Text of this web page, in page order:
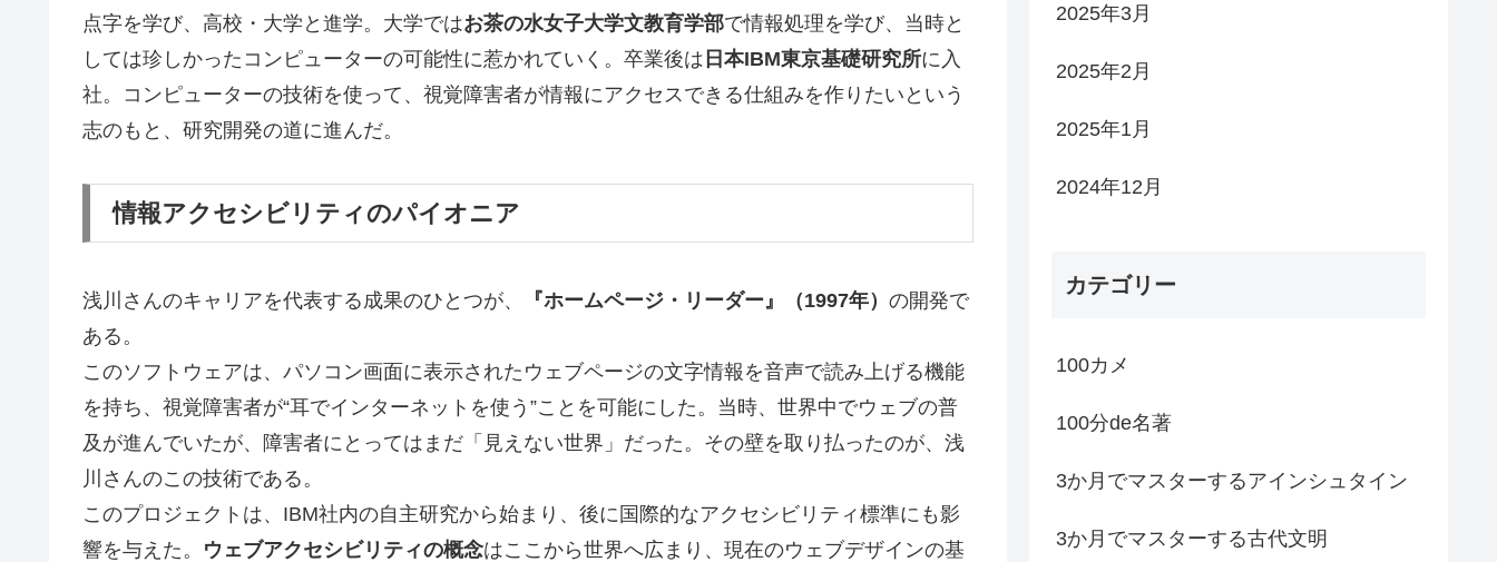
点字を学び、高校・大学と進学。大学ではお茶の水女子大学文教育学部で情報処理を学び、当時と
しては珍しかったコンピューターの可能性に惹かれていく。卒業後は 日本IBM東京基礎研究所に入
社。コンピューターの技術を使って、視覚障害者が情報にアクセスできる仕組みを作りたいという
志のもと、研究開発の道に進んだ。
情報アクセシビリティのパイオニア
浅川さんのキャリアを代表する成果のひとつが、 『ホームページ・リーダー』（1997年） の開発で
ある。
このソフトウェアは、パソコン画面に表示されたウェブページの文字情報を音声で読み上げる機能
を持ち、視覚障害者が“耳でインターネットを使う”ことを可能にした。当時、世界中でウェブの普
及が進んでいたが、障害者にとってはまだ「見えない世界」だった。その壁を取り払ったのが、浅
川さんのこの技術である。
このプロジェクトは、IBM社内の自主研究から始まり、後に国際的なアクセシビリティ標準にも影
響を与えた。 ウェブアクセシビリティの概念はここから世界へ広まり、現在のウェブデザインの基
2025年3月
2025年2月
2025年1月
2024年12月
カテゴリー
100カメ
100分de名著
3か月でマスターするアインシュタイン
3か月でマスターする古代文明